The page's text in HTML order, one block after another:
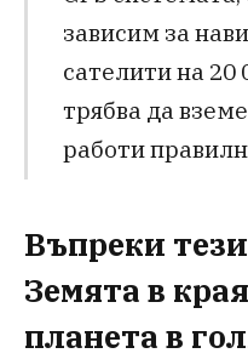
зависим за
сателити на 20
трябва да
работи
Въпреки
Земята в
планета в